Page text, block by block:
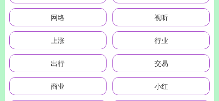
网络 视听
上涨 行业
出行 交易
商业 小红